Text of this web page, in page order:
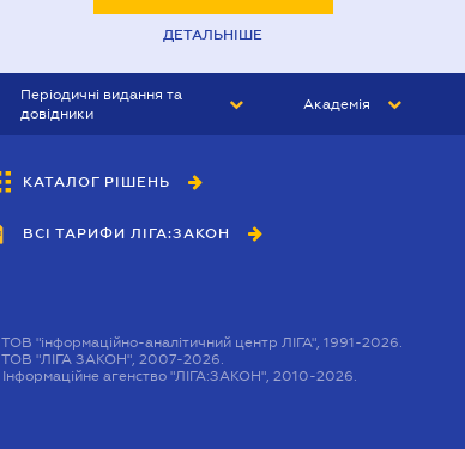
ДЕТАЛЬНІШЕ
Періодичні видання та
довідники
БУХГАЛТЕР&ЗАКОН
ВІСНИК МСФЗ
Академія
КАТАЛОГ РІШЕНЬ
ВСІ ТАРИФИ ЛІГА:ЗАКОН
ТОВ "інформаційно-аналітичний центр ЛІГА", 1991-2026.
ТОВ "ЛІГА ЗАКОН", 2007-2026.
Інформаційне агенство "ЛІГА:ЗАКОН", 2010-2026.